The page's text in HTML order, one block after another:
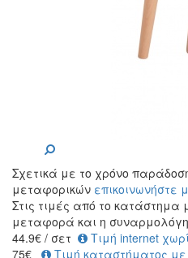
Σχετικά με το χρόνο
μεταφορικών επικοινωνήστε
Στις τιμές από το
μεταφορά και η
44.9€ / σετ
Τιμή internet
75€
Τιμή καταστήματος